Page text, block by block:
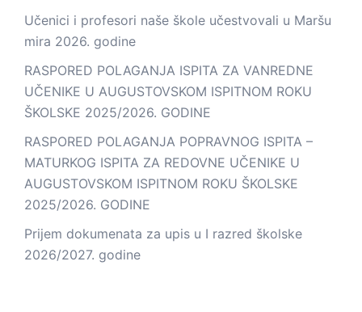
Učenici i profesori naše škole učestvovali u Maršu
mira 2026. godine
RASPORED POLAGANJA ISPITA ZA VANREDNE
UČENIKE U AUGUSTOVSKOM ISPITNOM ROKU
ŠKOLSKE 2025/2026. GODINE
RASPORED POLAGANJA POPRAVNOG ISPITA –
MATURKOG ISPITA ZA REDOVNE UČENIKE U
AUGUSTOVSKOM ISPITNOM ROKU ŠKOLSKE
2025/2026. GODINE
Prijem dokumenata za upis u I razred školske
2026/2027. godine